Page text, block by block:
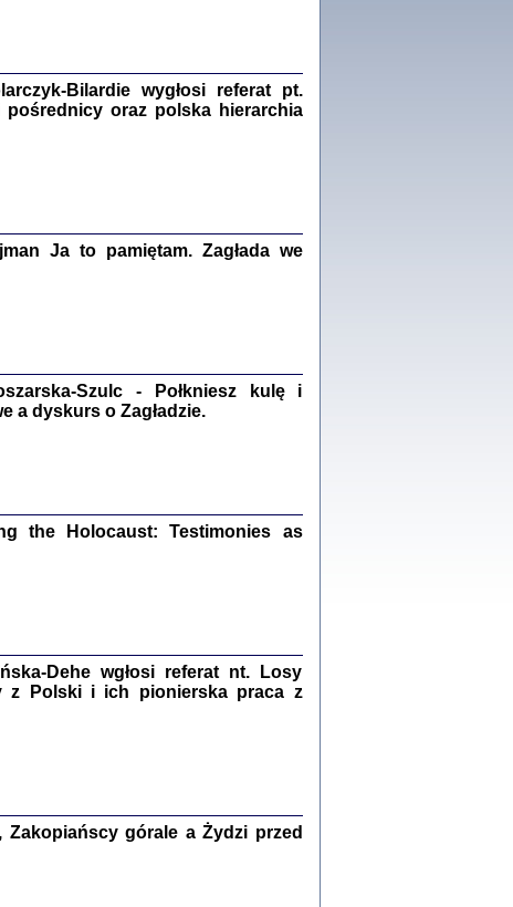
Bańkowska
Bańkowska, wstęp Jacek Leociak
Warszawa 2021
NAM KOLEJNA GODZINA ...
pisany w ukryciu w latach 1943-1944
Bilardie wygłosi referat pt.
oraz polska hierarchia
Ja to pamiętam. Zagłada we
Szulc - Połkniesz kulę i
a dyskurs o Zagładzie.
the Holocaust: Testimonies as
Dehe wgłosi referat nt. Losy
z Polski i ich pionierska praca z
Zakopiańscy górale a Żydzi przed